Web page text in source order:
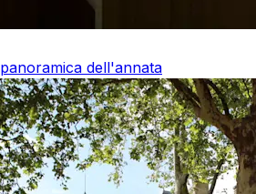
dell'annata